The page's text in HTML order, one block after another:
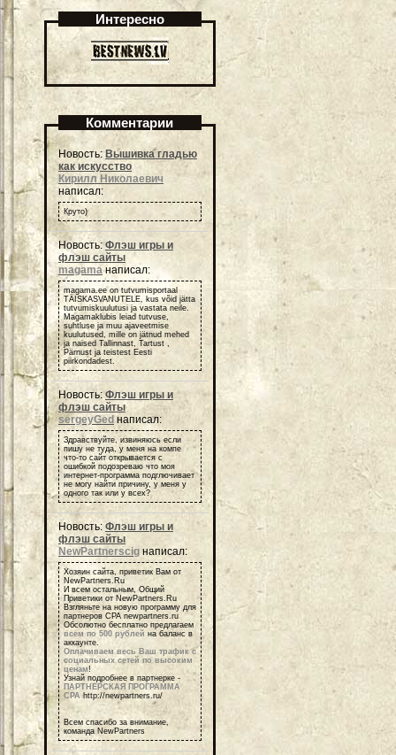
Интересно
Комментарии
Новость: Вышивка гладью
как искусство
Кирилл Николаевич
написал:
Круто)
Новость:Флэш игры и
флэш сайты
magamaнаписал:
magama.ee on tutvumisportaal
TÄISKASVANUTELE, kus võid jätta
tutvumiskuulutusi ja vastata neile.
Magamaklubis leiad tutvuse,
suhtluse ja muu ajaveetmise
kuulutused, mille on jätnud mehed
ja naised Tallinnast, Tartust ,
Pärnust ja teistest Eesti
piirkondadest.
Новость: Флэш игры и
флэш сайты
sergeyGed написал:
Здравствуйте, извиняюсь если
пишу не туда, у меня на компе
что-то сайт открывается с
ошибкой подозреваю что моя
интернет-программа подглючивает
не могу найти причину, у меня у
одного так или у всех?
Новость: Флэш игры и
флэш сайты
NewPartnerscig написал:
Хозяин сайта, приветик Вам от
NewPartners.Ru
И всем остальным, Общий
Приветики от NewPartners.Ru
Взгляньте на новую программу для
партнеров СРА newpartners.ru
Обсолютно бесплатно предлагаем
всем по 500 рублей на баланс в
аккаунте.
Оплачиваем весь Ваш трафик с
социальных сетей по высоким
ценам!
Узнай подробнее в партнерке -
ПАРТНЕРСКАЯ ПРОГРАММА
СРА http://newpartners.ru/
Всем спасибо за внимание,
команда NewPartners